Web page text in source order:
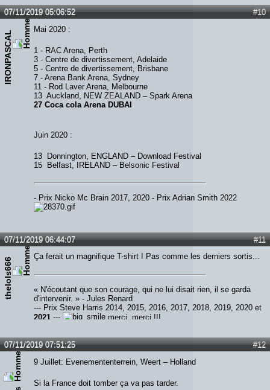
#10
07/11/2019 05:06:52
IRONPASCAL
Mai 2020 :
1 - RAC Arena, Perth
3 - Centre de divertissement, Adelaide
5 - Centre de divertissement, Brisbane
7 - Arena Bank Arena, Sydney
11 - Rod Laver Arena, Melbourne
13 Auckland, NEW ZEALAND – Spark Arena
27 Coca cola Arena DUBAI
Juin 2020 :
13 Donnington, ENGLAND – Download Festival
15 Belfast, IRELAND – Belsonic Festival
- Prix Nicko Mc Brain 2017, 2020 - Prix Adrian Smith 2022
#11
07/11/2019 06:44:07
thelols666
Ça ferait un magnifique T-shirt ! Pas comme les derniers sortis...
« N'écoutant que son courage, qui ne lui disait rien, il se garda
d'intervenir. » - Jules Renard
--- Prix Steve Harris 2014, 2015, 2016, 2017, 2018, 2019, 2020 et
2021 --- merci, merci !!!
#12
07/11/2019 07:51:25
9 Juillet: Evenemententerrein, Weert – Holland
Si la France doit tomber ça va pas tarder.